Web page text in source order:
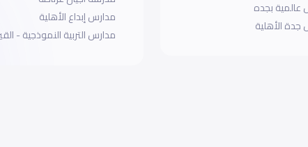
بجده
الأهلية
مدارس إبداع الأهلية
مدارس التربية النموذجية -